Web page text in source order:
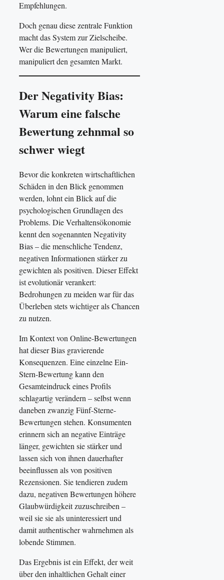
Empfehlungen.
Doch genau diese zentrale Funktion
macht das System zur Zielscheibe.
Wer die Bewertungen manipuliert,
manipuliert den gesamten Markt.
Der Negativity Bias:
Warum eine falsche
Bewertung zehnmal so
schwer wiegt
Bevor die konkreten wirtschaftlichen
Schäden in den Blick genommen
werden, lohnt ein Blick auf die
psychologischen Grundlagen des
Problems. Die Verhaltensökonomie
kennt den sogenannten Negativity
Bias – die menschliche Tendenz,
negativen Informationen stärker zu
gewichten als positiven. Dieser Effekt
ist evolutionär verankert:
Bedrohungen zu meiden war für das
Überleben stets wichtiger als Chancen
zu nutzen.
Im Kontext von Online-Bewertungen
hat dieser Bias gravierende
Konsequenzen. Eine einzelne Ein-
Stern-Bewertung kann den
Gesamteindruck eines Profils
schlagartig verändern – selbst wenn
daneben zwanzig Fünf-Sterne-
Bewertungen stehen. Konsumenten
erinnern sich an negative Einträge
länger, gewichten sie stärker und
lassen sich von ihnen dauerhafter
beeinflussen als von positiven
Rezensionen. Sie tendieren zudem
dazu, negativen Bewertungen höhere
Glaubwürdigkeit zuzuschreiben –
weil sie sie als uninteressiert und
damit authentischer wahrnehmen als
lobende Stimmen.
Das Ergebnis ist ein Effekt, der weit
über den inhaltlichen Gehalt einer